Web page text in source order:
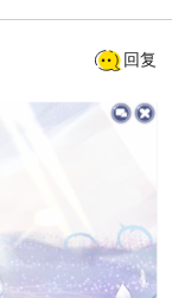
回复